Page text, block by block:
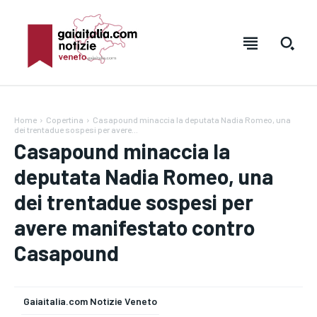
Testo: A- Reset A+
SUBSCRIBE
Welcome to Liberty Case
Testo: A- Reset A+
SUBSCRIBE
Welcome to Liberty Case
Home Copertina
Casapound minaccia la deputata Nadia Romeo, una
dei trentadue sospesi per avere...
Casapound minaccia la
deputata Nadia Romeo, una
dei trentadue sospesi per
avere manifestato contro
Casapound
Gaiaitalia.com Notizie Veneto